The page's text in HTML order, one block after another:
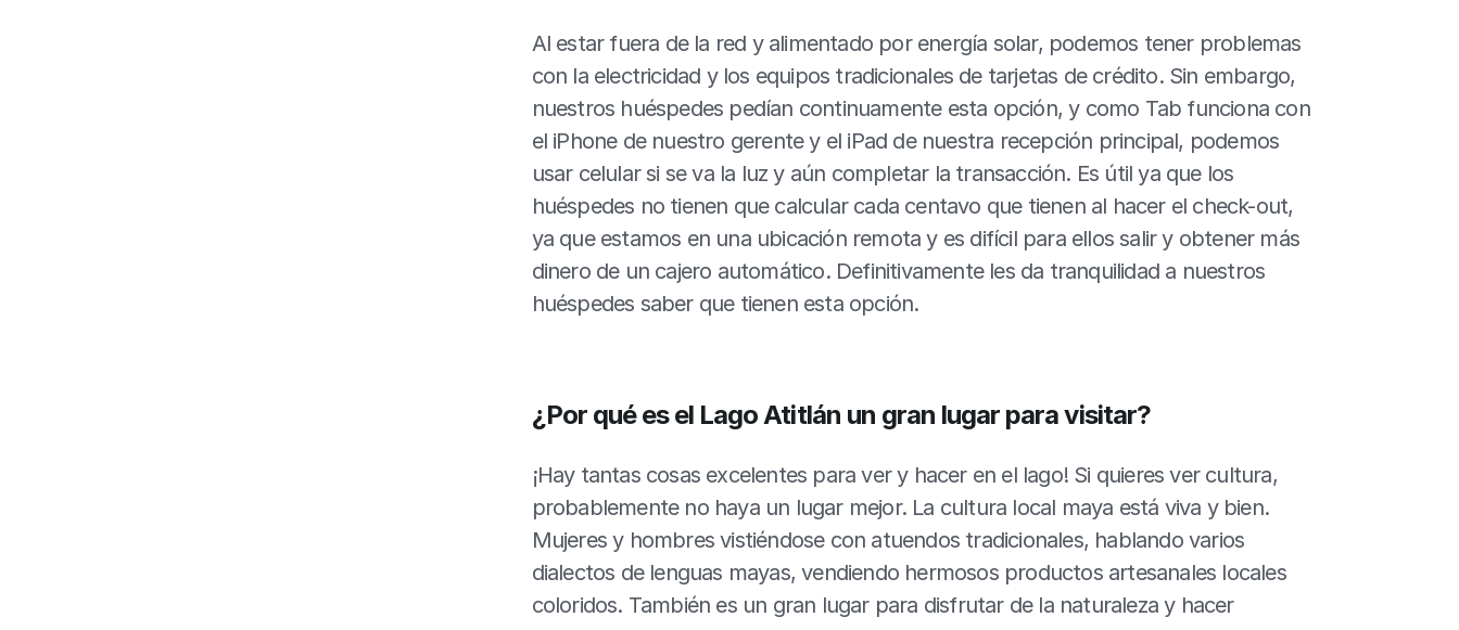
Al estar fuera de la red y alimentado por energía solar, podemos tener problemas
con la electricidad y los equipos tradicionales de tarjetas de crédito. Sin embargo,
nuestros huéspedes pedían continuamente esta opción, y como Tab funciona con
el iPhone de nuestro gerente y el iPad de nuestra recepción principal, podemos
usar celular si se va la luz y aún completar la transacción. Es útil ya que los
huéspedes no tienen que calcular cada centavo que tienen al hacer el check-out,
ya que estamos en una ubicación remota y es difícil para ellos salir y obtener más
dinero de un cajero automático. Definitivamente les da tranquilidad a nuestros
huéspedes saber que tienen esta opción.
¿Por qué es el Lago Atitlán un gran lugar para visitar?
¡Hay tantas cosas excelentes para ver y hacer en el lago! Si quieres ver cultura,
probablemente no haya un lugar mejor. La cultura local maya está viva y bien.
Mujeres y hombres vistiéndose con atuendos tradicionales, hablando varios
dialectos de lenguas mayas, vendiendo hermosos productos artesanales locales
coloridos. También es un gran lugar para disfrutar de la naturaleza y hacer